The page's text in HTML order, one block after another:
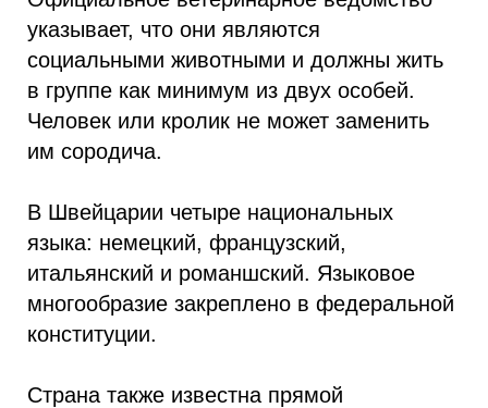
указывает, что они являются
социальными животными и должны жить
в группе как минимум из двух особей.
Человек или кролик не может заменить
им сородича.
В Швейцарии четыре национальных
языка: немецкий, французский,
итальянский и романшский. Языковое
многообразие закреплено в федеральной
конституции.
Страна также известна прямой